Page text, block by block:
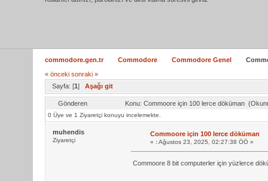
commodore.gen.tr Commodore Commodore Genel
« önceki sonraki »
Sayfa: [1] Aşağı git
Gönderen Konu: Commoore için 100 lerce döküman
0 Üye ve 1 Ziyaretçi konuyu incelemekte.
muhendis
Ziyaretçi
Commoore için 100 lerce döküman
« :Ağustos 23, 2025, 02:27:38 ÖÖ »
Commoore 8 bit computerler için yüzlerce